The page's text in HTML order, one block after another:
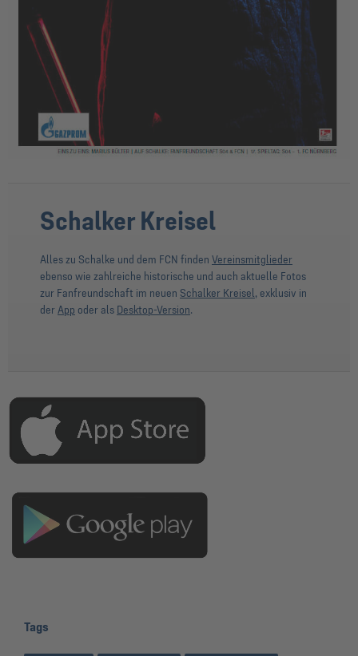
Schalker Kreisel
Alles zu Schalke und dem FCN finden Vereinsmitglieder
ebenso wie zahlreiche historische und auch aktuelle Fotos
zur Fanfreundschaft im neuen Schalker Kreisel, exklusiv in
der App oder als Desktop-Version.
Tags